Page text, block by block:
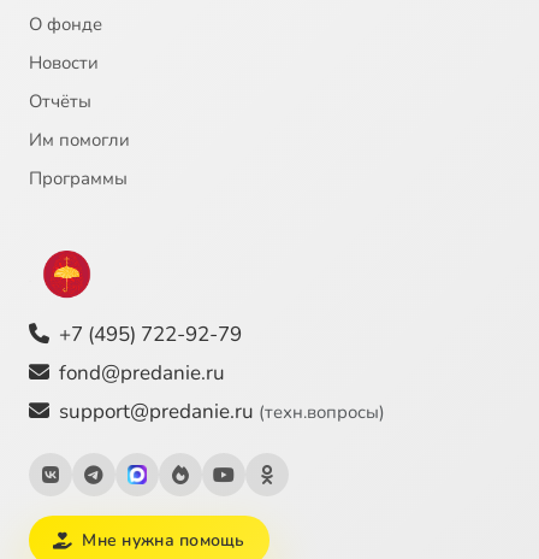
О фонде
Новости
Отчёты
Им помогли
Программы
+7 (495) 722-92-79
fond@predanie.ru
support@predanie.ru (техн.вопросы)
Мне нужна помощь